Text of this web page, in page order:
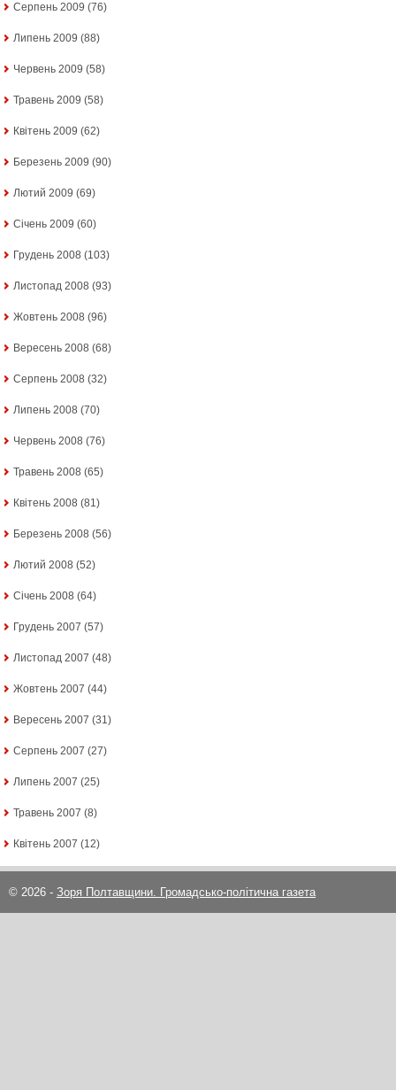
Серпень 2009 (76)
Липень 2009 (88)
Червень 2009 (58)
Травень 2009 (58)
Квітень 2009 (62)
Березень 2009 (90)
Лютий 2009 (69)
Січень 2009 (60)
Грудень 2008 (103)
Листопад 2008 (93)
Жовтень 2008 (96)
Вересень 2008 (68)
Серпень 2008 (32)
Липень 2008 (70)
Червень 2008 (76)
Травень 2008 (65)
Квітень 2008 (81)
Березень 2008 (56)
Лютий 2008 (52)
Січень 2008 (64)
Грудень 2007 (57)
Листопад 2007 (48)
Жовтень 2007 (44)
Вересень 2007 (31)
Серпень 2007 (27)
Липень 2007 (25)
Травень 2007 (8)
Квітень 2007 (12)
© 2026 - Зоря Полтавщини. Громадсько-політична газета